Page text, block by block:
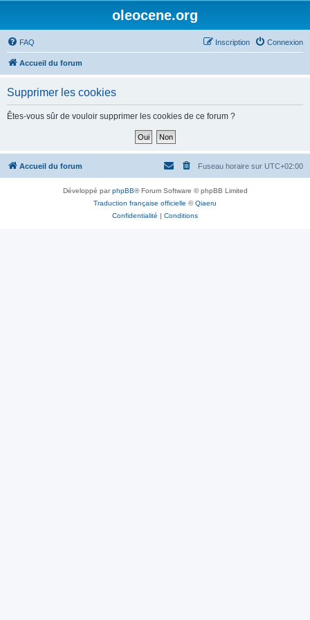
oleocene.org
FAQ Connexion
Inscription
Accueil du forum
Supprimer les cookies
Êtes-vous sûr de vouloir supprimer les cookies de ce forum ?
Accueil du forum Fuseau horaire sur UTC+02:00
Développé parphpBB® Forum Software © phpBB Limited
Traduction française officielle ©Qiaeru
Confidentialité | Conditions